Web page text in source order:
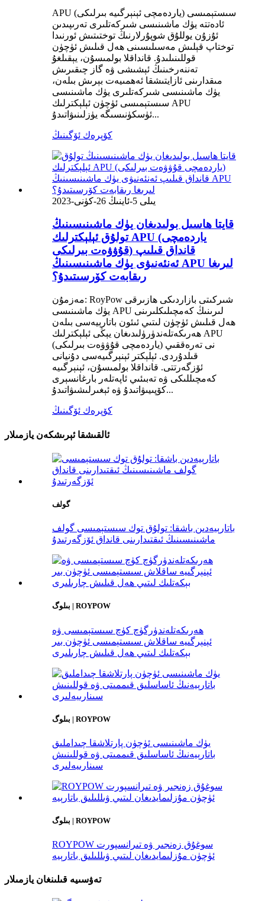
APU (ياردەمچى ئېنېرگىيە بىرلىكى) سىستېمىسى
ئادەتتە يۈك ماشىنىسى شىركەتلىرى تەرىپىدىن
ئۇزۇن يوللۇق شوپۇرلارنىڭ توختىتىش ئورنىدا
توختاپ قېلىش مەسىلىسىنى ھەل قىلىش ئۈچۈن
قوللىنىلىدۇ. قانداقلا بولمىسۇن، يېقىلغۇ
تەننەرخىنىڭ ئېشىشى ۋە گاز چىقىرىش
مىقدارىنى ئازايتىشقا ئەھمىيەت بېرىش بىلەن،
يۈك ماشىنىسى شىركەتلىرى يۈك ماشىنىسى
سىستېمىسى ئۈچۈن ئېلېكترلىك APU
ئۈسكۈنىسىگە يۈزلىنىۋاتىدۇ...
كۆپرەك ئۆگىنىڭ
2023-يىلى 5-ئاينىڭ 26-كۈنى
قايتا ھاسىل بولىدىغان يۈك ماشىنىسىنىڭ
تولۇق ئېلېكترلىك APU (ياردەمچى
قۇۋۋەت بىرلىكى) قانداق قىلىپ
ئەنئەنىۋى يۈك ماشىنىسىنىڭ APU لىرىغا
رىقابەت كۆرسىتىدۇ؟
مەزمۇن: RoyPow شىركىتى بازاردىكى ھازىرقى
يۈك ماشىنىسى APU لىرىنىڭ كەمچىلىكلىرىنى
ھەل قىلىش ئۈچۈن لىتىي ئىئون باتارېيەسى بىلەن
ھەرىكەتلەندۈرۈلىدىغان يېڭى ئېلېكترلىك APU
(ياردەمچى قۇۋۋەت بىرلىكى) نى تەرەققىي
قىلدۇردى. ئېلېكتر ئېنېرگىيەسى دۇنيانى
ئۆزگەرتتى. قانداقلا بولمىسۇن، ئېنېرگىيە
كەمچىللىكى ۋە تەبىئىي ئاپەتلەر بارغانسېرى
كۆپىيىۋاتىدۇ ۋە ئېغىرلىشىۋاتىدۇ...
كۆپرەك ئۆگىنىڭ
ئالقىشقا ئېرىشكەن يازمىلار
گولف
باتارېيەدىن باشقا: تولۇق توك سىستېمىسى گولف
ماشىنىسىنىڭ ئىقتىدارىنى قانداق ئۆزگەرتىدۇ
بىلوگ | ROYPOW
ھەرىكەتلەندۈرگۈچ كۈچ سىستېمىسى ۋە
ئېنېرگىيە ساقلاش سىستېمىسى ئۈچۈن بىر
بېكەتلىك لىتىي ھەل قىلىش چارىلىرى
بىلوگ | ROYPOW
يۈك ماشىنىسى ئۈچۈن پارتلاشقا چىداملىق
باتارېيەنىڭ ئاساسلىق قىممىتى ۋە قوللىنىش
سىنارىيەلىرى
بىلوگ | ROYPOW
ROYPOW سوغۇق زەنجىر ۋە تىرانسپورت
ئۈچۈن مۇزلىمايدىغان لىتىي ۋىللىلىق باتارېيە
تەۋسىيە قىلىنغان يازمىلار